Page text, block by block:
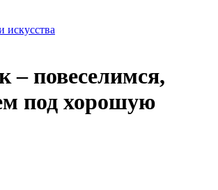
искусства
– повеселимся,
под хорошую